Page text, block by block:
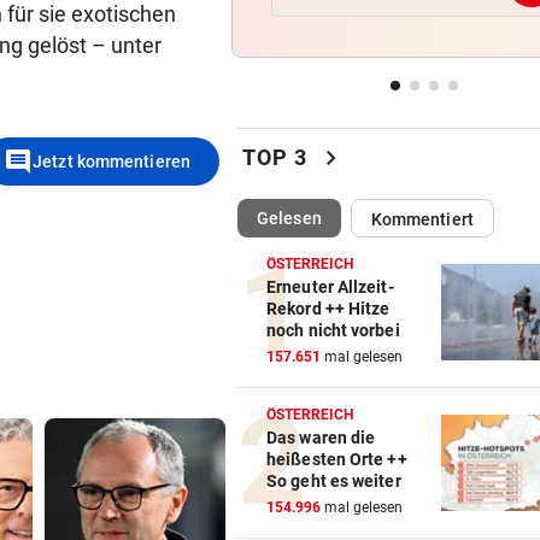
nicht mehr. (Bild: Privatarchiv Kuen)
für sie exotischen
gelöst – unter
commentJetzt kommentieren
Reusser vor Ventoux-Etappe
Vinicius Jr. verlängert bei
Madrid bis 2032
UKRAINISCHER ANGRIFF?
Vor Oman havarierter
Ölkatastrophe droht
„VERSTEHE ICH NICHT“ vor
ÖFB-Kicker Wimmer packt
TOP 3 chevron_right
Gelesen(ausgewählt)Kommentiert
ÖSTERREICH
Erneuter Allzeit-
Rekord ++ Hitze
noch nicht vorbei
157.651 mal gelesen
ÖSTERREICH
Das waren die
heißesten Orte ++
So geht es weiter
154.996 mal gelesen